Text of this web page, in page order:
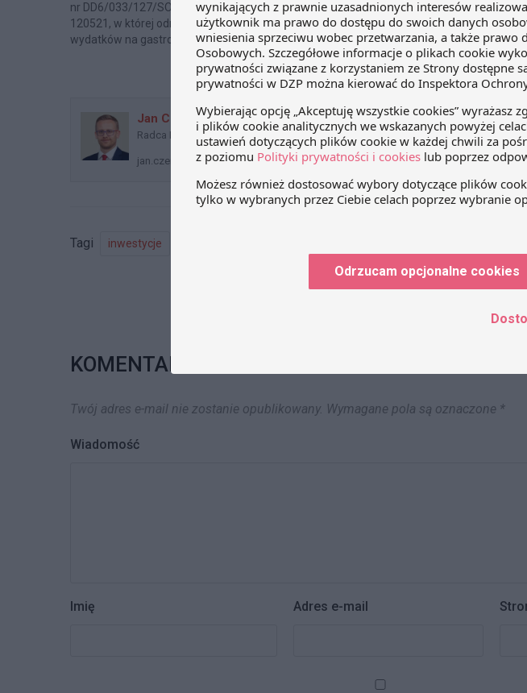
nr DD6/033/127/SOH/2013/RD-
120521, w której odniósł się do
wydatków na gastronomię i
poczęstunek w trakcie spotkań z
kontrahentami w kontekście
wyłączenia z kosztów uzyskania
reprezentację. W interpretacji ogólnej
Minister Finansów poddał analizie
orzecznictwo sądów
administracyjnych dotyczące
II FSK 2452/11, orzekł, że wypłata
odszkodowania z tytułu
ponadnormatywnego zużycia
maszyn może być zakwalifikowana
jako koszt uzyskania przychodów,
nawet jeśli wpływ wydatku na
wielkość przychodów jest pośredni.
Przede wszystkim jednak NSA
przedstawił, w jaki sposób badać
związek…
Jan Czerwiński
Radca Prawny, Partner
jan.czerwinski@dzp.pl
Tagi inwestycje
KOMENTARZE
Twój adres e-mail nie zostanie opublikowany. Wymagane pola są oznaczone *
Wiadomość
Imię Adres e-mail
Odrzucam opcjonalne cookies